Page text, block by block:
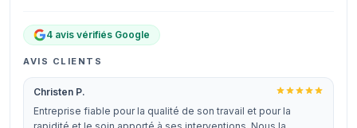
4 avis vérifiés Google
AVIS CLIENTS
Christen P.
Entreprise fiable pour la qualité de son travail et pour la